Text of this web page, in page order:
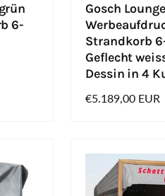
6-
Gosch
Strandkorb
Geflecht
Dessin in 4
Normaler
€5.189,00 EUR